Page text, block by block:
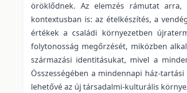
öröklődnek. Az elemzés rámutat
kontextusban is: az ételkészítés, a
értékek a családi környezetben
folytonosság megőrzését, miközben
származási identitásukat, mivel a
Összességében a mindennapi ház-
lehetővé az új társadalmi-kulturális